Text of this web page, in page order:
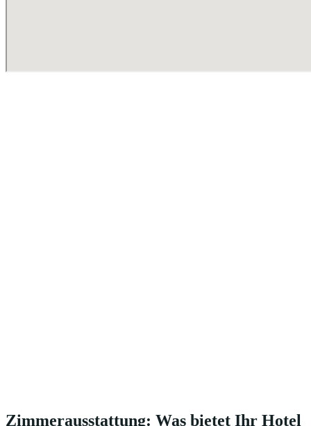
Zimmerausstattung: Was bietet Ihr Hotel